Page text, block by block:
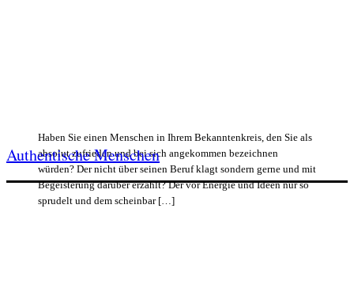
Haben Sie einen Menschen in Ihrem Bekanntenkreis, den Sie als
absolut zufrieden und bei sich angekommen bezeichnen
würden? Der nicht über seinen Beruf klagt sondern gerne und mit
Begeisterung darüber erzählt? Der vor Energie und Ideen nur so
sprudelt und dem scheinbar […]
Authentische Menschen